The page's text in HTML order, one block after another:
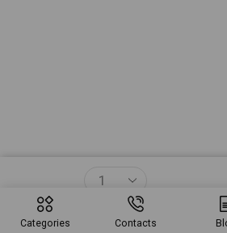
$35.40
Agregar Al Carrito
Categories Contacts